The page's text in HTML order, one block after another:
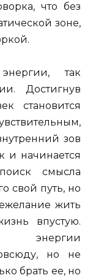
что без
зоне,
так
Достигнув
становится
зов
и начинается
смысла
свой путь, но
жить
впустую.
энергии
но не
брать ее, но